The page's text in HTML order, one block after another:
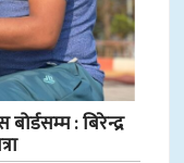
: बिरेन्द्र